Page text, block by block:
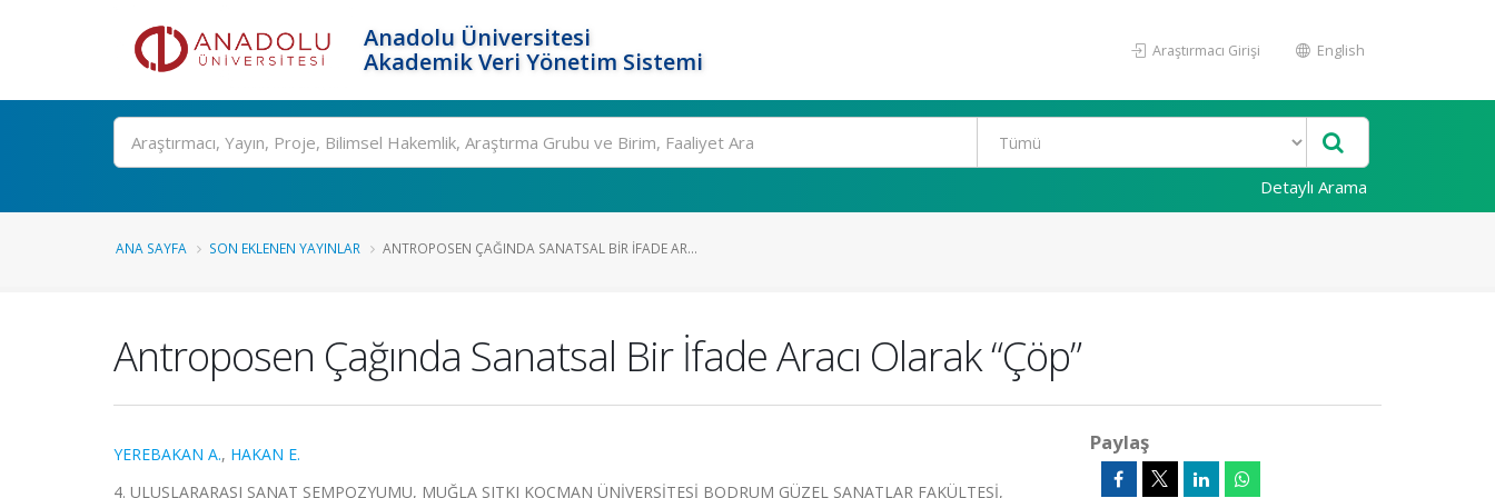
Anadolu Üniversitesi
Akademik Veri Yönetim Sistemi
Araştırmacı Girişi English
Ara
Detaylı Arama
ANA SAYFA SON EKLENEN YAYINLAR ANTROPOSEN ÇAĞINDA SANATSAL BIR İFADE AR...
Antroposen Çağında Sanatsal Bir İfade Aracı Olarak “Çöp”
YEREBAKAN A., HAKAN E.
4. ULUSLARARASI SANAT SEMPOZYUMU, MUĞLA SITKI KOÇMAN ÜNİVERSİTESİ BODRUM GÜZEL SANATLAR FAKÜLTESİ,
Paylaş